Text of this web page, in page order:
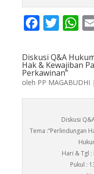
F
e
b
o
o
T
itt
er
W
at
s
A
p
p
Diskusi Q&A
Hak & Kewajiban
Perkawinan”
oleh PP MAGABUDHI |
Diskusi
Tema :”Perlindungan
Hari & Tgl :
Pukul :